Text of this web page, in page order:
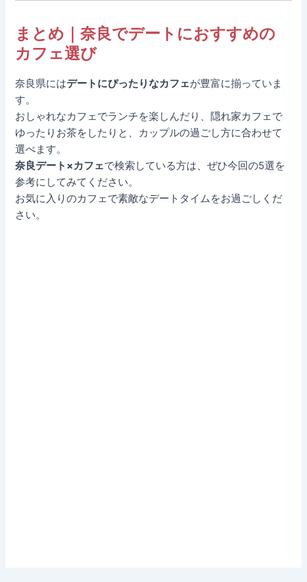
まとめ｜奈良でデートにおすすめの
カフェ選び
奈良県にはデートにぴったりなカフェが豊富に揃っていま
す。
おしゃれなカフェでランチを楽しんだり、隠れ家カフェで
ゆったりお茶をしたりと、カップルの過ごし方に合わせて
選べます。
奈良デート×カフェで検索している方は、ぜひ今回の5選を
参考にしてみてください。
お気に入りのカフェで素敵なデートタイムをお過ごしくだ
さい。